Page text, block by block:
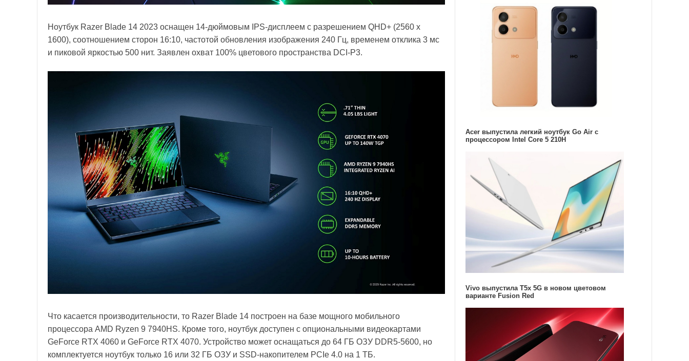
Ноутбук Razer Blade 14 2023 оснащен 14-дюймовым IPS-дисплеем с разрешением QHD+ (2560 x
1600), соотношением сторон 16:10, частотой обновления изображения 240 Гц, временем отклика 3 мс
и пиковой яркостью 500 нит. Заявлен охват 100% цветового пространства DCI-P3.
Что касается производительности, то Razer Blade 14 построен на базе мощного мобильного
процессора AMD Ryzen 9 7940HS. Кроме того, ноутбук доступен с опциональными видеокартами
GeForce RTX 4060 и GeForce RTX 4070. Устройство может оснащаться до 64 ГБ ОЗУ DDR5-5600, но
комплектуется ноутбук только 16 или 32 ГБ ОЗУ и SSD-накопителем PCIe 4.0 на 1 ТБ.
Acer выпустила легкий ноутбук Go Air c
процессором Intel Core 5 210H
Vivo выпустила T5x 5G в новом цветовом
варианте Fusion Red